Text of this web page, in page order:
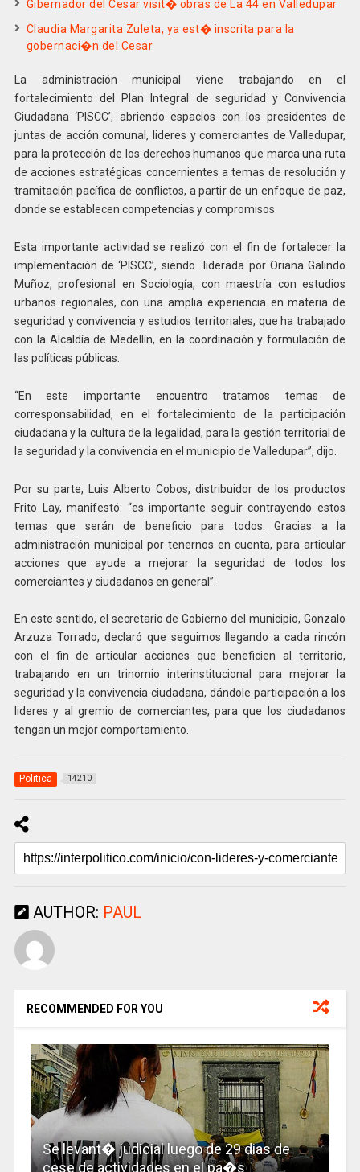
Gibernador del Cesar visit� obras de La 44 en Valledupar
Claudia Margarita Zuleta, ya est� inscrita para la
gobernaci�n del Cesar
La administración municipal viene trabajando en el
fortalecimiento del Plan Integral de seguridad y Convivencia
Ciudadana ‘PISCC’, abriendo espacios con los presidentes de
juntas de acción comunal, lideres y comerciantes de Valledupar,
para la protección de los derechos humanos que marca una ruta
de acciones estratégicas concernientes a temas de resolución y
tramitación pacífica de conflictos, a partir de un enfoque de paz,
donde se establecen competencias y compromisos.
Esta importante actividad se realizó con el fin de fortalecer la
implementación de ‘PISCC’, siendo liderada por Oriana Galindo
Muñoz, profesional en Sociología, con maestría con estudios
urbanos regionales, con una amplia experiencia en materia de
seguridad y convivencia y estudios territoriales, que ha trabajado
con la Alcaldía de Medellín, en la coordinación y formulación de
las políticas públicas.
“En este importante encuentro tratamos temas de
corresponsabilidad, en el fortalecimiento de la participación
ciudadana y la cultura de la legalidad, para la gestión territorial de
la seguridad y la convivencia en el municipio de Valledupar”, dijo.
Por su parte, Luis Alberto Cobos, distribuidor de los productos
Frito Lay, manifestó: “es importante seguir contrayendo estos
temas que serán de beneficio para todos. Gracias a la
administración municipal por tenernos en cuenta, para articular
acciones que ayude a mejorar la seguridad de todos los
comerciantes y ciudadanos en general”.
En este sentido, el secretario de Gobierno del municipio, Gonzalo
Arzuza Torrado, declaró que seguimos llegando a cada rincón
con el fin de articular acciones que beneficien al territorio,
trabajando en un trinomio interinstitucional para mejorar la
seguridad y la convivencia ciudadana, dándole participación a los
lideres y al gremio de comerciantes, para que los ciudadanos
tengan un mejor comportamiento.
Politica 14210
AUTHOR: PAUL
RECOMMENDED FOR YOU
Se levant� judicial luego de 29 dias de
cese de actividades en el pa�s